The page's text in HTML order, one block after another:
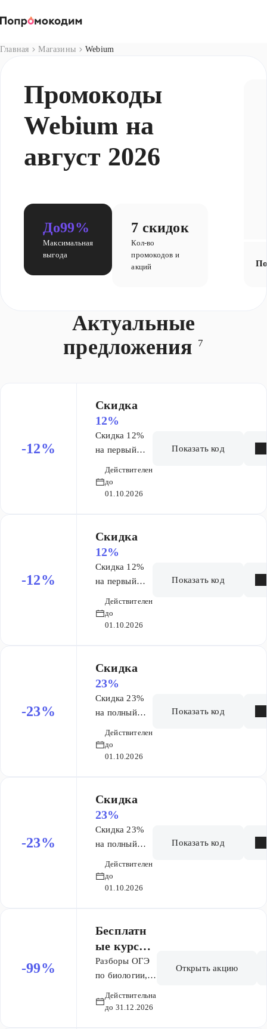
Главная Магазины Webium
Промокоды
Webium на
август 2026
До99%
Максимальная
выгода
7 скидок
Кол-во
промокодов и
акций
Актуальные
предложения 7
-12%
Скидка
12%
Скидка 12%
на первый
Основа ЕГЭ 9
мес
Действителен
до
01.10.2026
Показать код
-12%
Скидка
12%
Скидка 12%
на первый
Основа ОГЭ 9
мес
Действителен
до
01.10.2026
Показать код
-23%
Скидка
23%
Скидка 23%
на полный
ЕГЭ 9 мес
Действителен
до
01.10.2026
Показать код
-23%
Скидка
23%
Скидка 23%
на полный
ОГЭ 9 мес
Действителен
до
01.10.2026
Показать код
-99%
Бесплатн
ые курсы
для
подготовк
и к
экзаменам
Разборы ОГЭ
по биологии,
математика,
Действительна
до 31.12.2026
Открыть акцию